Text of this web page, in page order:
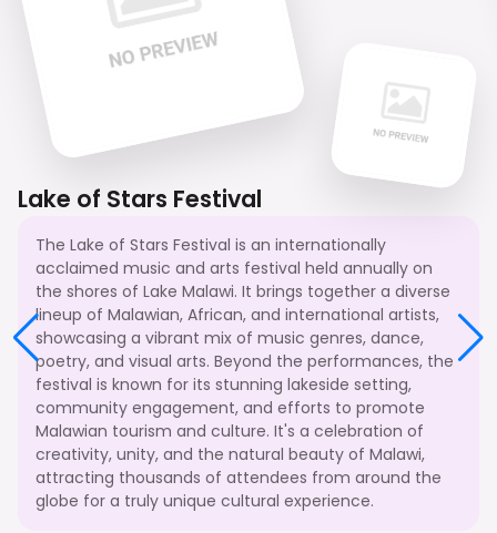
Lake of Stars Festival
The Lake of Stars Festival is an internationally
acclaimed music and arts festival held annually on
the shores of Lake Malawi. It brings together a diverse
lineup of Malawian, African, and international artists,
showcasing a vibrant mix of music genres, dance,
poetry, and visual arts. Beyond the performances, the
festival is known for its stunning lakeside setting,
community engagement, and efforts to promote
Malawian tourism and culture. It's a celebration of
creativity, unity, and the natural beauty of Malawi,
attracting thousands of attendees from around the
globe for a truly unique cultural experience.